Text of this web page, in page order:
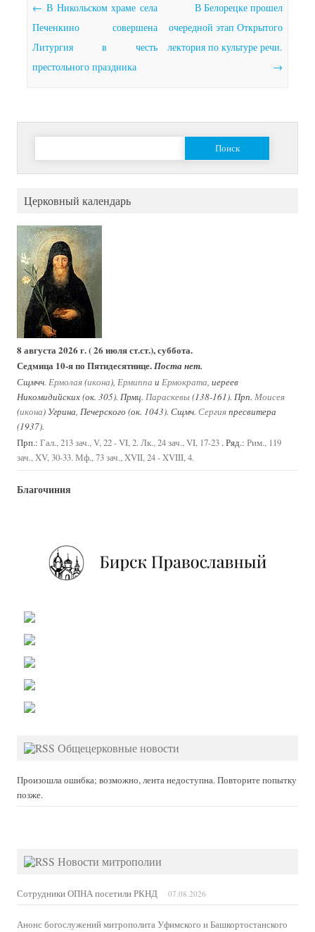
Почтовая навигация
← В Никольском храме села
Печенкино совершена
Литургия в честь
престольного праздника
В Белорецке прошел
очередной этап Открытого
лектория по культуре речи.
→
Найти:
Церковный календарь
8 августа 2026 г. ( 26 июля ст.ст.), суббота.
Седмица 10-я по Пятидесятнице.Поста нет.
Сщмчч. Ермолая(икона), Ермиппа и Ермократа, иереев
Никомидийских (ок. 305). Прмц. Параскевы(138-161). Прп. Моисея
(икона) Угрина, Печерского (ок. 1043). Сщмч. Сергияпресвитера
(1937).
Прп.: Гал., 213 зач., V, 22 - VI, 2. Лк., 24 зач., VI, 17-23 . Ряд.: Рим., 119
зач., XV, 30-33. Мф., 73 зач., XVII, 24 - XVIII, 4.
Благочиния
Общецерковные новости
Произошла ошибка; возможно, лента недоступна. Повторите попытку
позже.
Новости митрополии
Сотрудники ОПНА посетили РКНД 07.08.2026
Анонс богослужений митрополита Уфимского и Башкортостанского